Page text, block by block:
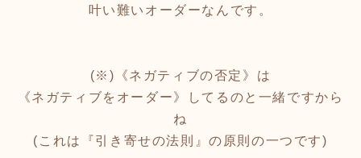
叶い難いオーダーなんです。
(※)《ネガティブの否定》は
《ネガティブをオーダー》してるのと一緒ですから
ね
(これは『引き寄せの法則』の原則の一つです)